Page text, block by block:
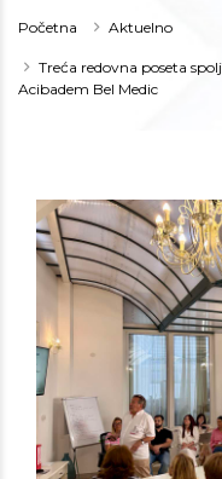
Početna Aktuelno
Treća redovna poseta
Acibadem Bel Medic